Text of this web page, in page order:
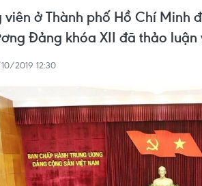
ở Thành phố Hồ Chí Minh
Đảng khóa XII đã thảo
2019 12:30